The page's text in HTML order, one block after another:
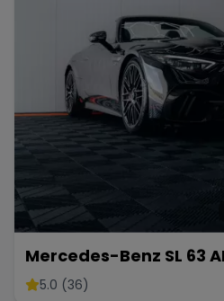
Mercedes-Benz SL 63
5.0 (36)